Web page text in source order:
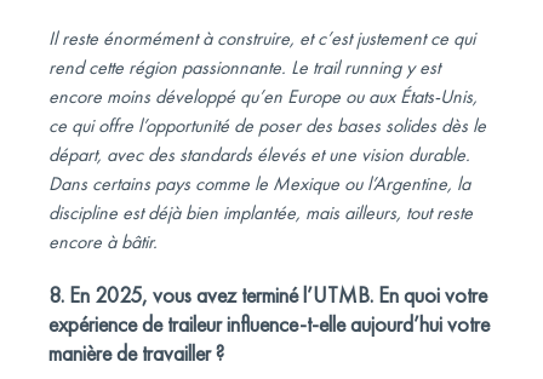
Il reste énormément à construire, et c’est justement ce qui
rend cette région passionnante. Le trail running y est
encore moins développé qu’en Europe ou aux États-Unis,
ce qui offre l’opportunité de poser des bases solides dès le
départ, avec des standards élevés et une vision durable.
Dans certains pays comme le Mexique ou l’Argentine, la
discipline est déjà bien implantée, mais ailleurs, tout reste
encore à bâtir.
8. En 2025, vous avez terminé l’UTMB. En quoi votre
expérience de traileur influence-t-elle aujourd’hui votre
manière de travailler ?